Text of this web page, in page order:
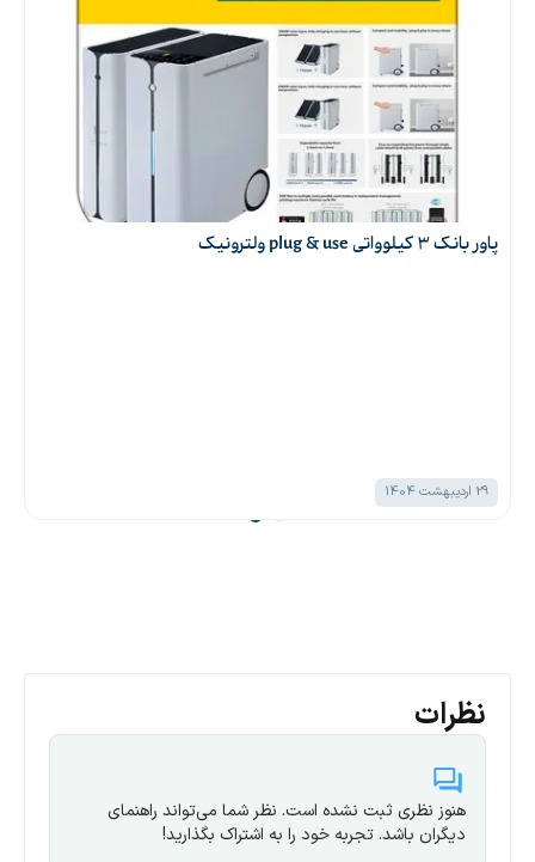
پاور بانک 3 کیلوواتی plug & use ولترونیک
29 اردیبهشت 1404
نظرات
هنوز نظری ثبت نشده است. نظر شما می‌تواند راهنمای
دیگران باشد. تجربه خود را به اشتراک بگذارید!